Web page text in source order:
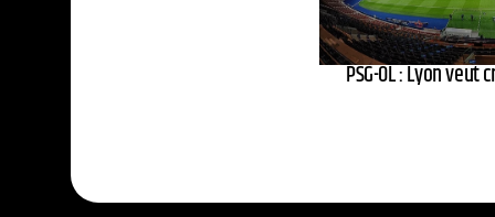
PSG-OL : Lyon veut